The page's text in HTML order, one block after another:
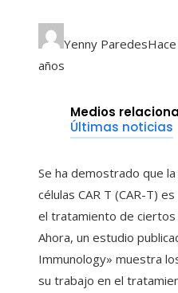
Yenny Paredes
años
Medios
Últimas noticias
Se ha demostrado que
células CAR T (CAR-T)
el tratamiento de ciertos
Ahora, un estudio
Immunology» muestra
su trabajo en el